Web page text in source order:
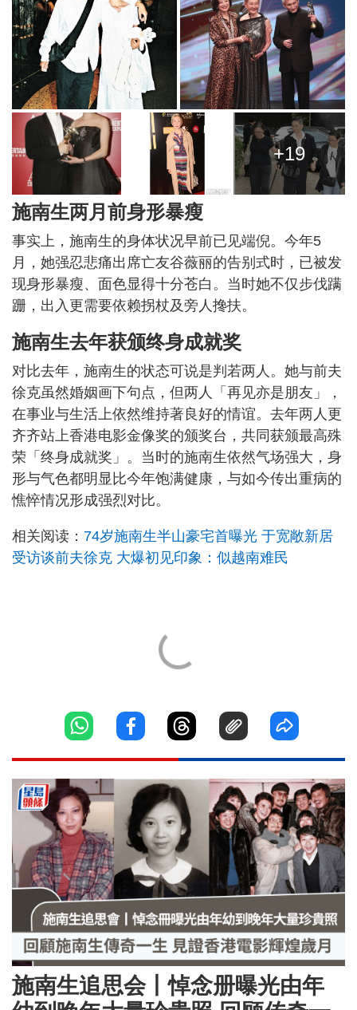
+19
施南生两月前身形暴瘦
事实上，施南生的身体状况早前已见端倪。今年5
月，她强忍悲痛出席亡友谷薇丽的告别式时，已被发
现身形暴瘦、面色显得十分苍白。当时她不仅步伐蹒
跚，出入更需要依赖拐杖及旁人搀扶。
施南生去年获颁终身成就奖
对比去年，施南生的状态可说是判若两人。她与前夫
徐克虽然婚姻画下句点，但两人「再见亦是朋友」，
在事业与生活上依然维持著良好的情谊。去年两人更
齐齐站上香港电影金像奖的颁奖台，共同获颁最高殊
荣「终身成就奖」。当时的施南生依然气场强大，身
形与气色都明显比今年饱满健康，与如今传出重病的
憔悴情况形成强烈对比。
相关阅读： 74岁施南生半山豪宅首曝光 于宽敞新居
受访谈前夫徐克 大爆初见印象：似越南难民
施南生追思会丨悼念册曝光由年